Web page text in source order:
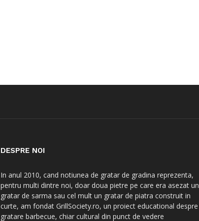
DESPRE NOI
In anul 2010, cand notiunea de gratar de gradina reprezenta,
pentru multi dintre noi, doar doua pietre pe care era asezat un
gratar de sarma sau cel mult un gratar de piatra construit in
curte, am fondat GrillSociety.ro, un proiect educational despre
gratare barbecue, chiar cultural din punct de vedere